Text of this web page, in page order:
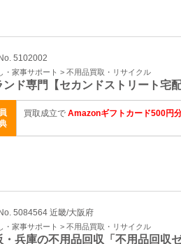
5102002
・家事サポート > 不用品買取・リサイクル
ンド専門【セカンドストリート宅配
買取成立で Amazonギフトカード500円
5084564 近畿/大阪府
・家事サポート > 不用品買取・リサイクル
・兵庫の不用品回収「不用品回収ゼ